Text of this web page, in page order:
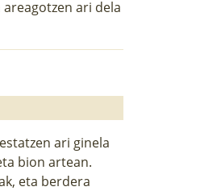
ari dela
ari ginela
bion artean.
eta berdera